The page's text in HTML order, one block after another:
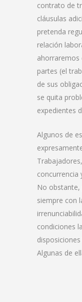
contrato de
cláusulas
pretenda
relación
ahorraremos
partes (el
de sus
se quita
expedientes
Algunos de
concurrencia
No
siempre con
condiciones
Algunas de